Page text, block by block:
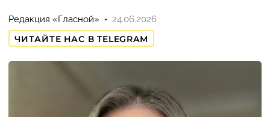
Редакция «Гласной»
24.06.2026
ЧИТАЙТЕ НАС В TELEGRAM